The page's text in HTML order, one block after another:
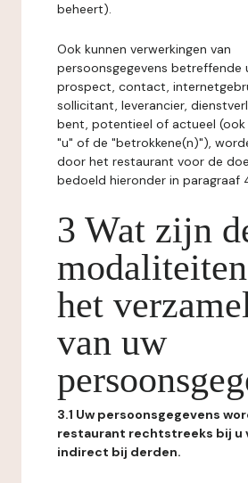
beheert).
Ook kunnen verwerkingen van
persoonsgegevens betreffende
prospect, contact,
sollicitant, leverancier,
bent, potentieel of actueel (ook
"u" of de "betrokkene(n)"),
door het restaurant voor de
bedoeld hieronder in paragraaf
3 Wat zijn
het
van uw
3.1 Uw persoonsgegevens
restaurant rechtstreeks bij u
indirect bij derden.